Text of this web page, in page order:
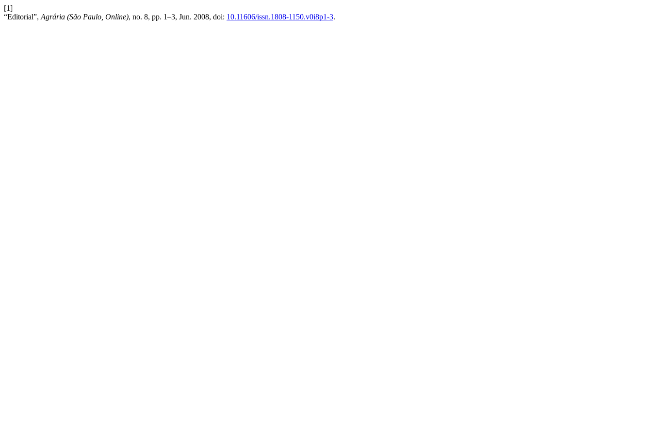
[1]
“Editorial”, Agrária (São Paulo, Online), no. 8, pp. 1–3, Jun. 2008, doi: 10.11606/issn.1808-1150.v0i8p1-3.